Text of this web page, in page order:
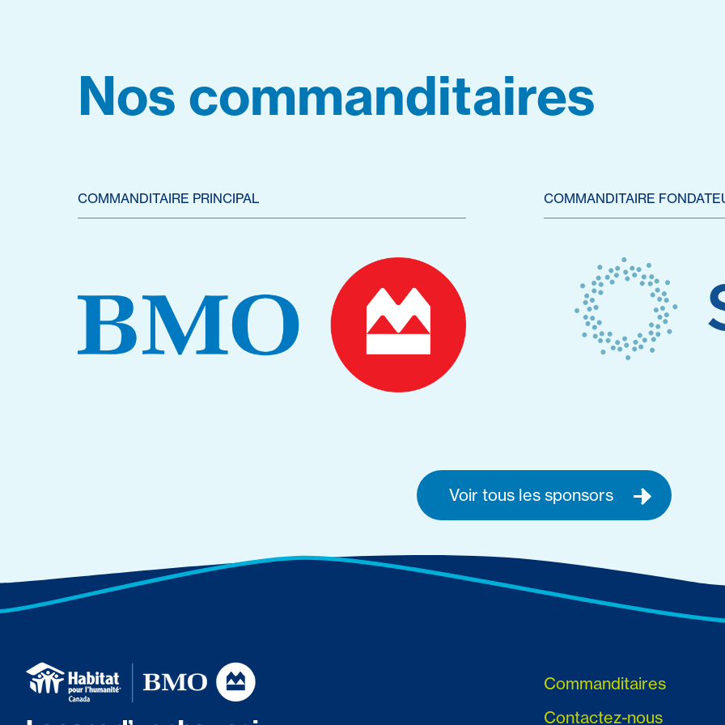
Nos commanditaires
COMMANDITAIRE PRINCIPAL COMMANDITAIRE
Voir tous les sponsors
Commanditaires
Contactez-nous